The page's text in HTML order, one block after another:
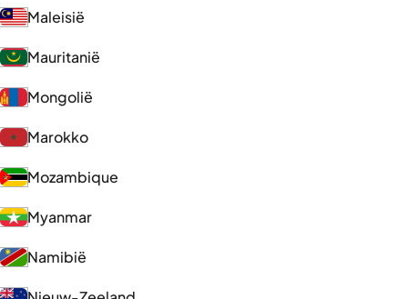
Maleisië
Mauritanië
Mongolië
Marokko
Mozambique
Myanmar
Namibië